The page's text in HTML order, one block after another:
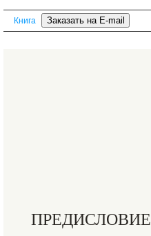
Книга
ПРЕДИСЛОВИЕ